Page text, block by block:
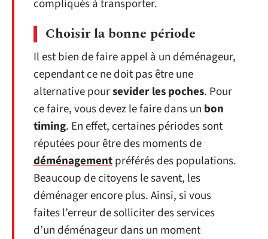
compliqués à transporter.
Choisir la bonne période
Il est bien de faire appel à un déménageur,
cependant ce ne doit pas être une
alternative poursevider les poches. Pour
ce faire, vous devez le faire dans un bon
timing. En effet, certaines périodes sont
réputées pour être des moments de
déménagementpréférés des populations.
Beaucoup de citoyens le savent, les
déménager encore plus. Ainsi, si vous
faites l’erreur de solliciter des services
d’un déménageur dans un moment